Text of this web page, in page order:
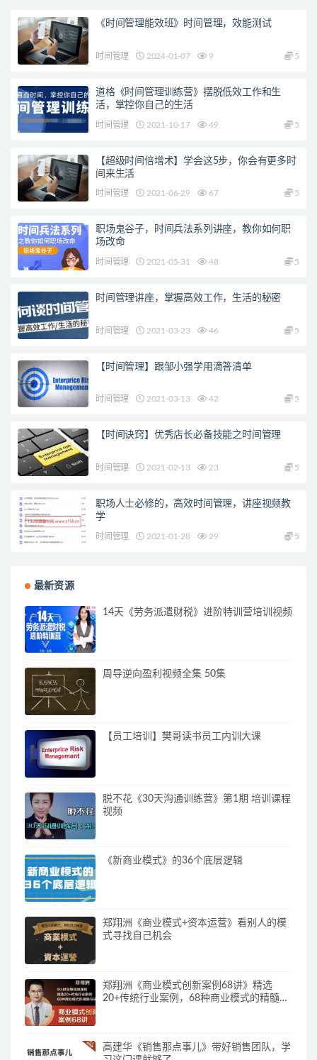
《时间管理能效班》时间管理，效能测试
时间管理 2024-01-07 9 5
道格《时间管理训练营》摆脱低效工作和生
活，掌控你自己的生活
时间管理 2021-10-17 49 5
【超级时间倍增术】学会这5步，你会有更多时
间来生活
时间管理 2021-06-29 67 5
职场鬼谷子，时间兵法系列讲座，教你如何职
场改命
时间管理 2021-05-31 48 5
时间管理讲座，掌握高效工作，生活的秘密
时间管理 2021-03-23 46 5
【时间管理】跟邹小强学用滴答清单
时间管理 2021-03-13 42 5
【时间诀窍】优秀店长必备技能之时间管理
时间管理 2021-02-13 23 5
职场人士必修的，高效时间管理，讲座视频教
学
时间管理 2021-01-28 29 5
最新资源
14天《劳务派遣财税》进阶特训营培训视频
周导逆向盈利视频全集 50集
【员工培训】樊哥读书员工内训大课
脱不花《30天沟通训练营》第1期 培训课程
视频
《新商业模式》的36个底层逻辑
郑翔洲《商业模式+资本运营》看别人的模
式寻找自己机会
郑翔洲《商业模式创新案例68讲》精选
20+传统行业案例，68种商业模式的精髓与
高建华《销售那点事儿》带好销售团队，学